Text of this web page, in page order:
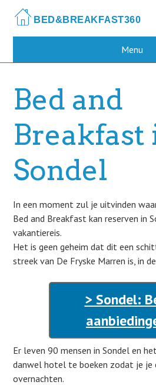
main
Menu
Bed and
Breakfast
Sondel
In een moment zul je uitvinden
Bed and Breakfast kan reserven in
vakantiereis.
Het is geen geheim dat dit een
streek van De Fryske Marren is, in
> Sondel:
Er leven 90 mensen in Sondel en
danwel hotel te boeken zodat je je
overnachten.